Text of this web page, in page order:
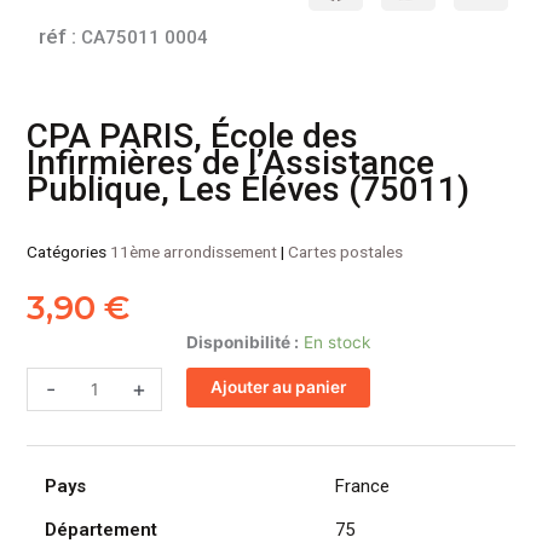
réf : CA75011 0004
CPA PARIS, École des
Infirmières de l’Assistance
Publique, Les Éléves (75011)
Catégories 11ème arrondissement|Cartes postales
3,90€
Disponibilité : En stock
-
de
CPA
École
Infirmières
+ Ajouter au panier
Pays
France
Département
75